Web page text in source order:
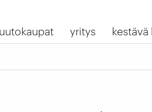
yritys kestävä